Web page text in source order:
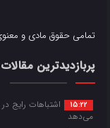
تمامی حقوق مادی و
پربازدیدترین
15:22
اشتباهات رایج
می‌دهد